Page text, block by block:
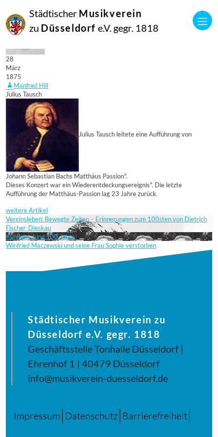
Städtischer Musikverein
zu Düsseldorf e.V. gegr. 1818
28
März
1875
Manfred Hill
Julius Tausch
Julius Tausch leitete eine Aufführung von
Johann Sebastian Bachs Matthäus Passion".
Dieses Konzert war ein Wiederentdeckungsereignis". Die letzte
Aufführung der Matthäus-Passion lag 23 Jahre zurück.
weitere Artikel
Vereinsleben: Bewegte Zeiten – Erinnerungen zum 100sten von Dietrich
Fischer-Dieskau
Kunibert Jung 100 Jahre
Winfried Maczewski und seine Frau Sophie verstorben
Städtischer Musikverein zu
Düsseldorf e.V. gegr. 1818
Geschäftsstelle Tonhalle Düsseldorf |
Ehrenhof 1 | 40479 Düsseldorf
info@musikverein-duesseldorf.de
Impressum Datenschutz Barrierefreiheit